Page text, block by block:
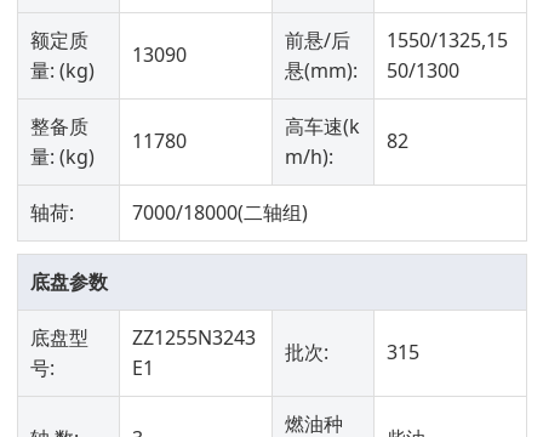
额定质
量: (kg)
13090
前悬/后
悬(mm):
1550/1325,15
50/1300
整备质
量: (kg)
11780
高车速(k
m/h):
82
轴荷: 7000/18000(二轴组)
底盘参数
底盘型
号:
ZZ1255N3243
E1
批次: 315
燃油种